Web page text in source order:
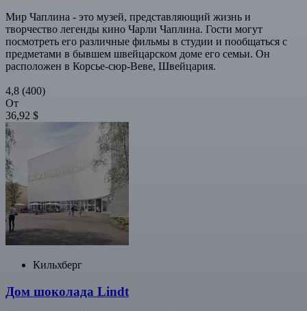
Мир Чаплина - это музей, представляющий жизнь и
творчество легенды кино Чарли Чаплина. Гости могут
посмотреть его различные фильмы в студии и пообщаться с
предметами в бывшем швейцарском доме его семьи. Он
расположен в Корсье-сюр-Веве, Швейцария.
4,8 (400)
От
36,92 $
Кильхберг
Дом шоколада Lindt